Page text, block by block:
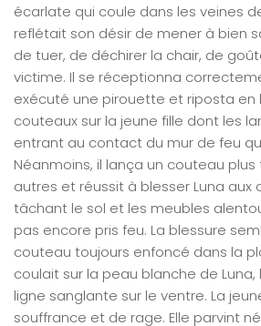
écarlate qui coule dans les veines
reflétait son désir de mener à bien
de tuer, de déchirer la chair, de
victime. Il se réceptionna
exécuté une pirouette et riposta en
couteaux sur la jeune fille dont les
entrant au contact du mur de feu
Néanmoins, il lança un couteau
autres et réussit à blesser Luna aux
tâchant le sol et les meubles
pas encore pris feu. La blessure
couteau toujours enfoncé dans la
coulait sur la peau blanche de
ligne sanglante sur le ventre. La
souffrance et de rage. Elle parvint